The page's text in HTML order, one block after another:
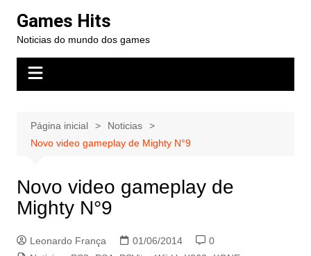
para
conteúdo
Games Hits
Noticias do mundo dos games
Página inicial
Noticias
Novo video gameplay de Mighty N°9
Novo video gameplay de
Mighty N°9
Leonardo França 01/06/2014
0